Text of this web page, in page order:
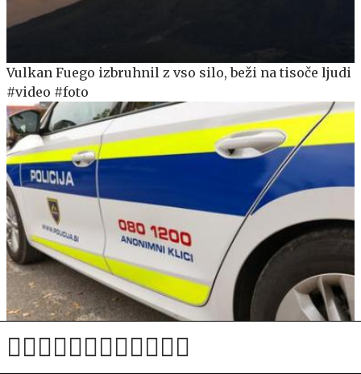
Vulkan Fuego izbruhnil z vso silo, beži na tisoče ljudi
#video #foto
Novomeški policisti zasegli 177 kilogramov konoplje